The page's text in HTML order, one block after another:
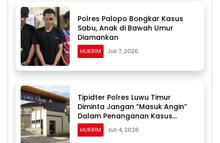
Polres Palopo Bongkar Kasus
Sabu, Anak di Bawah Umur
Diamankan
HUKRIM Juli 7, 2026
Tipidter Polres Luwu Timur
Diminta Jangan “Masuk Angin”
Dalam Penanganan Kasus
Dugaan Penyalahgunaan BBM
Solar Subsidi
HUKRIM Juli 4, 2026